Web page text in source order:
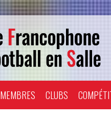
MEMBRES CLUBS